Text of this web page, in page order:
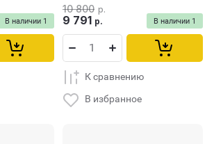
В наличии 1 В наличии 1
10 800 р.
9 791 р.
К сравнению
В избранное